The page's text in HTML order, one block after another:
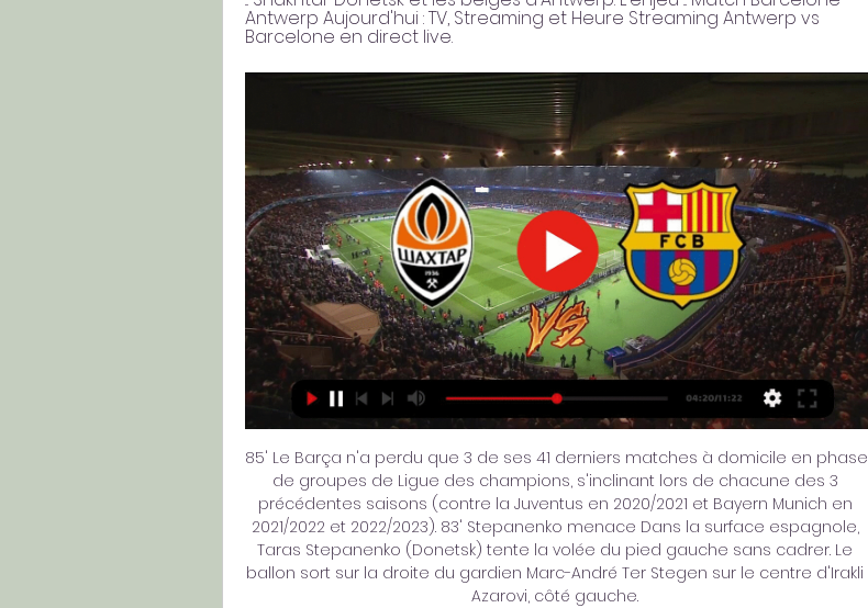
Antwerp Aujourd'hui : TV, Streaming et Heure Streaming Antwerp vs
Barcelone en direct live.
85' Le Barça n'a perdu que 3 de ses 41 derniers matches à domicile en phase
de groupes de Ligue des champions, s'inclinant lors de chacune des 3
précédentes saisons (contre la Juventus en 2020/2021 et Bayern Munich en
2021/2022 et 2022/2023). 83' Stepanenko menace Dans la surface espagnole,
Taras Stepanenko (Donetsk) tente la volée du pied gauche sans cadrer. Le
ballon sort sur la droite du gardien Marc-André Ter Stegen sur le centre d'Irakli
Azarovi, côté gauche.